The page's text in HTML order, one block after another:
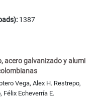
1387
acero galvanizado y alumi
Vega, Alex H. Restrepo,
Félix Echeverría E.